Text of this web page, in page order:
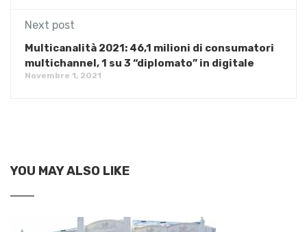
Next post
Multicanalità 2021: 46,1 milioni di consumatori
multichannel, 1 su 3 “diplomato” in digitale
Novembre 1, 2021
YOU MAY ALSO LIKE